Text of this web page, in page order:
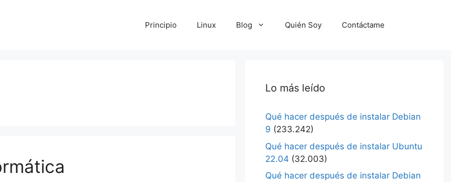
Principio Linux Blog Quién Soy Contáctame
Lo más leído
Qué hacer después de instalar Debian
9 (233.242)
Qué hacer después de instalar Ubuntu
22.04 (32.003)
Qué hacer después de instalar Debian